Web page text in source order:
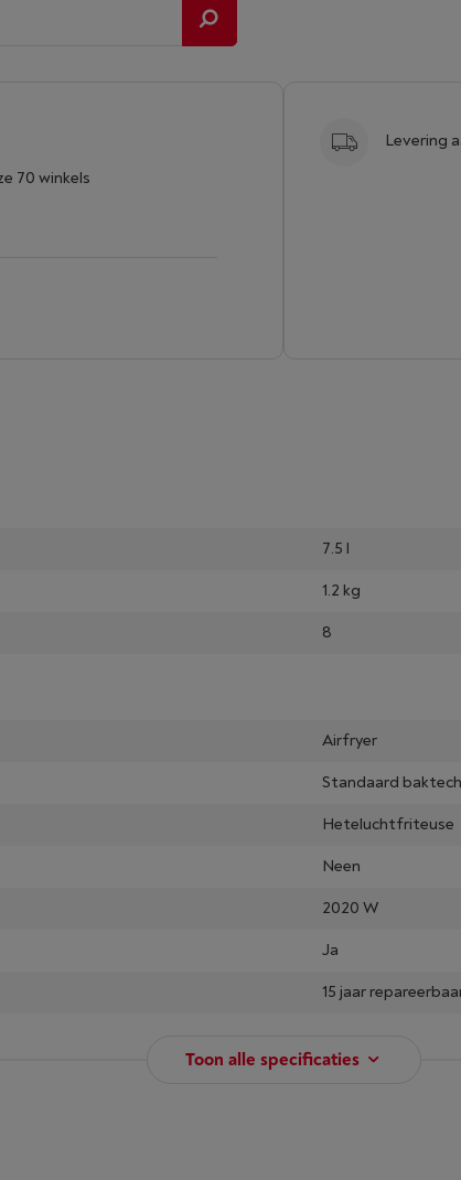
Levering
70 winkels
7.5 l
1.2 kg
8
Airfryer
Standaard
Heteluchtfriteuse
Neen
2020 W
Ja
15 jaar
Toon alle specificaties